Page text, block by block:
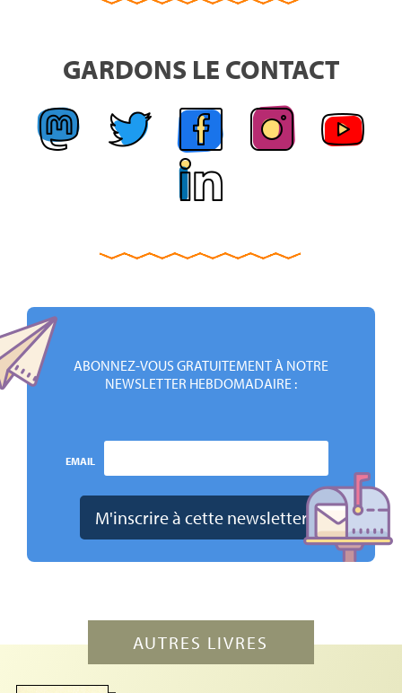
GARDONS LE CONTACT
ABONNEZ-VOUS GRATUITEMENT À NOTRE
NEWSLETTER HEBDOMADAIRE :
EMAIL
AUTRES LIVRES